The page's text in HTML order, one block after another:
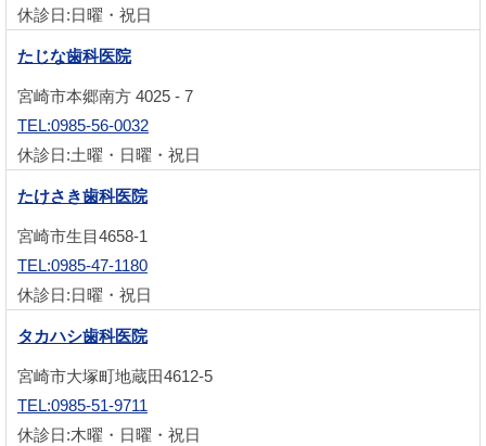
休診日:日曜・祝日
たじな歯科医院
宮崎市本郷南方 4025 - 7
TEL:0985-56-0032
休診日:土曜・日曜・祝日
たけさき歯科医院
宮崎市生目4658-1
TEL:0985-47-1180
休診日:日曜・祝日
タカハシ歯科医院
宮崎市大塚町地蔵田4612-5
TEL:0985-51-9711
休診日:木曜・日曜・祝日